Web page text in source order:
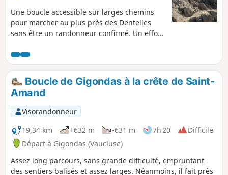
Une boucle accessible sur larges chemins
pour marcher au plus près des Dentelles
sans être un randonneur confirmé. Un effort
récompensé par des panoramas d'exception,
tant sur la vallée du Rhône que sur un
paysage vallonné aux coteaux étagés de
vignobles en terrasses, magnifié par les
Dentelles de calcaire à la ligne tranchante.
La silhouette du Mont Ventoux, star du Haut
Vaucluse, offre au loin son profil Ouest.
Boucle de Gigondas à la crête de Saint-
Amand
Visorandonneur
19,34 km
+632 m -631 m 7h 20
Difficile
Départ à Gigondas (Vaucluse)
Assez long parcours, sans grande difficulté, empruntant
des sentiers balisés et assez larges. Néanmoins, il fait près